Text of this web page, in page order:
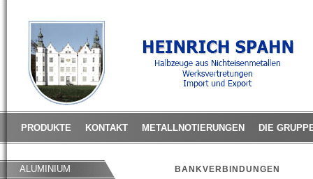
PRODUKTE KONTAKT METALLNOTIERUNGEN DIE
ALUMINIUM BANKVERBINDUNGEN